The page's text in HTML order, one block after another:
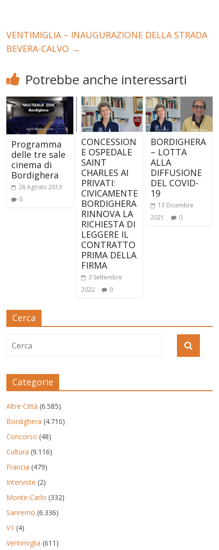
VENTIMIGLIA – INAUGURAZIONE DELLA STRADA
BEVERA-CALVO →
Potrebbe anche interessarti
Programma
delle tre sale
cinema di
Bordighera
28 Agosto 2013
0
CONCESSION
E OSPEDALE
SAINT
CHARLES AI
PRIVATI:
CIVICAMENTE
BORDIGHERA
RINNOVA LA
RICHIESTA DI
LEGGERE IL
CONTRATTO
PRIMA DELLA
FIRMA
3 Settembre
2022
0
BORDIGHERA
– LOTTA
ALLA
DIFFUSIONE
DEL COVID-
19
13 Dicembre
2021
0
Cerca
Categorie
Altre Città (6.585)
Bordighera (4.710)
Concorso (48)
Cultura (9.116)
Francia (479)
Interviste (2)
Monte-Carlo (332)
Sanremo (6.336)
V1 (4)
Ventimiglia (611)